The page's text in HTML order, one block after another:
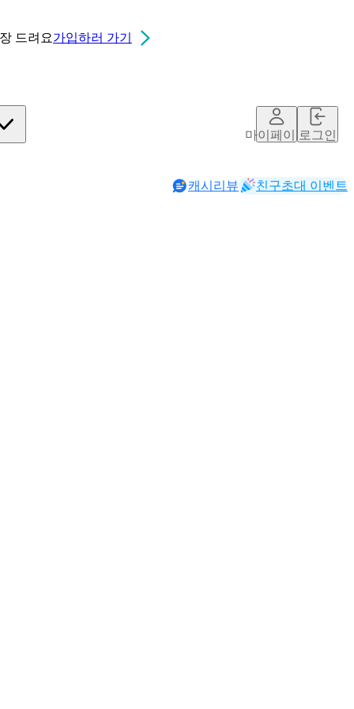
드려요가입하러 가기
마이페이지로그인
캐시리뷰 친구초대 이벤트